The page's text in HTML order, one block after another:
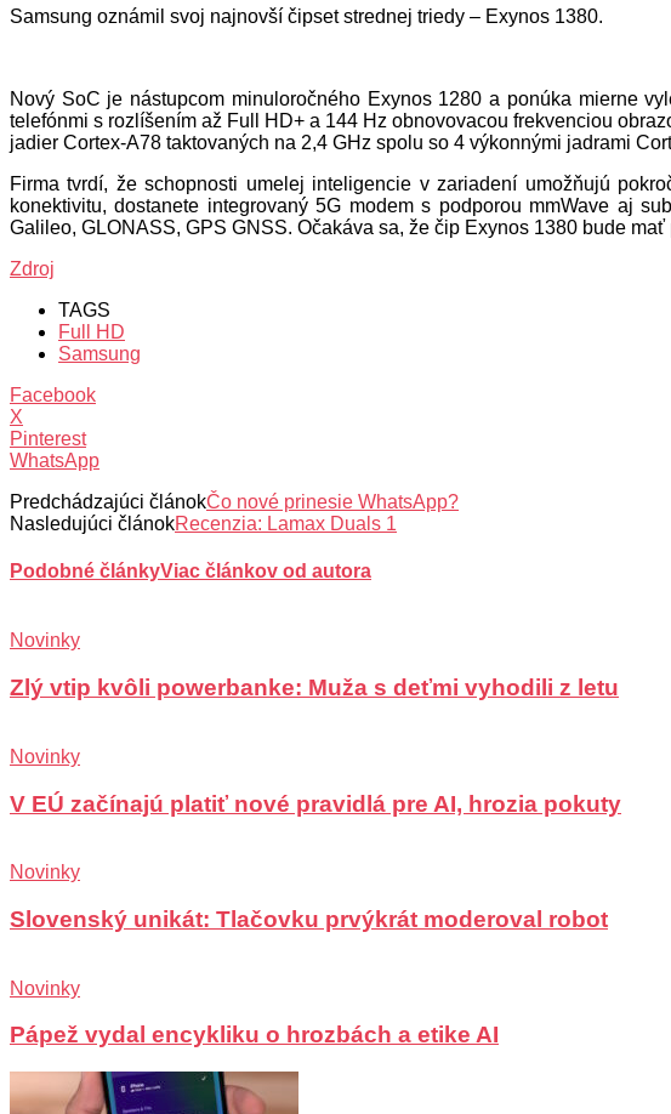
Samsung oznámil svoj najnovší čipset strednej triedy – Exynos 1380.
Nový SoC je nástupcom minuloročného Exynos 1280 a ponúka mierne
telefónmi s rozlíšením až Full HD+ a 144 Hz obnovovacou frekvenciou
jadier Cortex-A78 taktovaných na 2,4 GHz spolu so 4 výkonnými jadrami
Firma tvrdí, že schopnosti umelej inteligencie v zariadení umožňujú
konektivitu, dostanete integrovaný 5G modem s podporou mmWave aj
Galileo, GLONASS, GPS GNSS. Očakáva sa, že čip Exynos 1380 bude
Zdroj
TAGS
Full HD
Samsung
Facebook
X
Pinterest
WhatsApp
Predchádzajúci článokČo nové prinesie WhatsApp?
Nasledujúci článokRecenzia: Lamax Duals 1
Podobné článkyViac článkov od autora
Novinky
Zlý vtip kvôli powerbanke: Muža s deťmi vyhodili z letu
Novinky
V EÚ začínajú platiť nové pravidlá pre AI, hrozia pokuty
Novinky
Slovenský unikát: Tlačovku prvýkrát moderoval robot
Novinky
Pápež vydal encykliku o hrozbách a etike AI